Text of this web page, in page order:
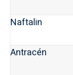
Naftalin
Antracén